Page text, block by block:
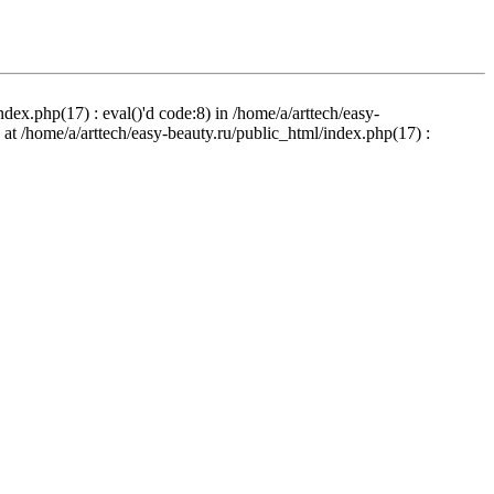
: eval()'d code:8) in /home/a/arttech/easy-
/home/a/arttech/easy-beauty.ru/public_html/index.php(17) :